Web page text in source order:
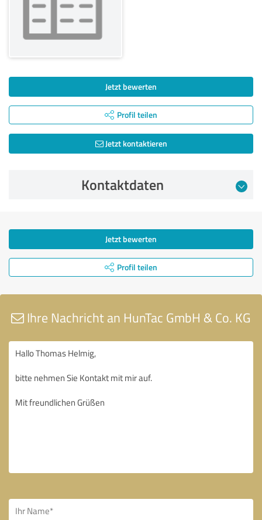
Jetzt bewerten
Profil teilen
Jetzt kontaktieren
Kontaktdaten
Jetzt bewerten
Profil teilen
Ihre Nachricht an HunTac GmbH & Co. KG